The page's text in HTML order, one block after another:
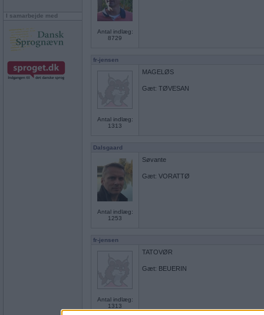
I samarbejde med
Antal indlæg:
8729
fr-jensen
Antal indlæg:
1313
MAGELØS
Gæt: TØVESAN
Dalsgaard
Antal indlæg:
1253
Søvante
Gæt: VORATTØ
fr-jensen
Antal indlæg:
1313
TATOVØR
Gæt: BEUERIN